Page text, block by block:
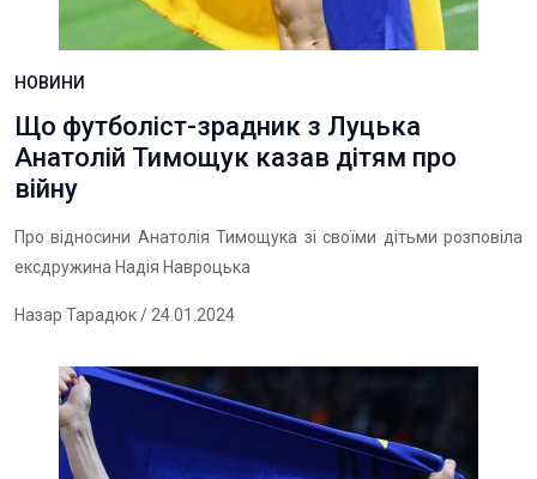
НОВИНИ
Що футболіст-зрадник з Луцька
Анатолій Тимощук казав дітям про
війну
Про відносини Анатолія Тимощука зі своїми дітьми розповіла
ексдружина Надія Навроцька
Назар Тарадюк/ 24.01.2024